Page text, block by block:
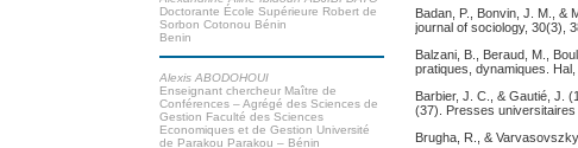
Doctorante École Supérieure Robert de
Sorbon Cotonou Bénin
Benin
Alexis ABODOHOUI
Enseignant chercheur Maître de
Conférences – Agrégé des Sciences de
Gestion Faculté des Sciences
Economiques et de Gestion Université
de Parakou Parakou – Bénin
Badan, P., Bonvin, J. M., &
journal of sociology, 30(3),
Balzani, B., Beraud, M.,
pratiques, dynamiques.
Barbier, J. C., & Gautié, J.
(37). Presses
Brugha, R., &